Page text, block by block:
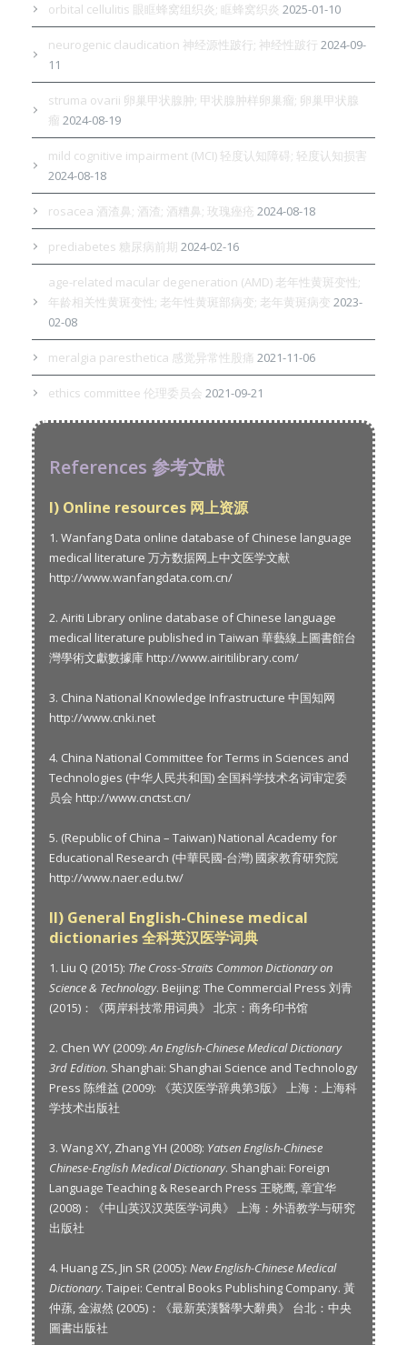
orbital cellulitis 眼眶蜂窝组织炎; 眶蜂窝织炎 2025-01-10
neurogenic claudication 神经源性跛行; 神经性跛行 2024-09-
11
struma ovarii 卵巢甲状腺肿; 甲状腺肿样卵巢瘤; 卵巢甲状腺
瘤 2024-08-19
mild cognitive impairment (MCI) 轻度认知障碍; 轻度认知损害
2024-08-18
rosacea 酒渣鼻; 酒渣; 酒糟鼻; 玫瑰痤疮 2024-08-18
prediabetes 糖尿病前期 2024-02-16
age-related macular degeneration (AMD) 老年性黄斑变性;
年龄相关性黄斑变性; 老年性黄斑部病变; 老年黄斑病变 2023-
02-08
meralgia paresthetica 感觉异常性股痛 2021-11-06
ethics committee 伦理委员会 2021-09-21
References 参考文献
I) Online resources 网上资源
1. Wanfang Data online database of Chinese language
medical literature 万方数据网上中文医学文献
http://www.wanfangdata.com.cn/
2. Airiti Library online database of Chinese language
medical literature published in Taiwan 華藝線上圖書館台
灣學術文獻數據庫 http://www.airitilibrary.com/
3. China National Knowledge Infrastructure 中国知网
http://www.cnki.net
4. China National Committee for Terms in Sciences and
Technologies (中华人民共和国) 全国科学技术名词审定委
员会 http://www.cnctst.cn/
5. (Republic of China – Taiwan) National Academy for
Educational Research (中華民國-台灣) 國家教育研究院
http://www.naer.edu.tw/
II) General English-Chinese medical
dictionaries 全科英汉医学词典
1. Liu Q (2015): The Cross-Straits Common Dictionary on
Science & Technology. Beijing: The Commercial Press 刘青
(2015)：《两岸科技常用词典》 北京：商务印书馆
2. Chen WY (2009):An English-Chinese Medical Dictionary
3rd Edition. Shanghai: Shanghai Science and Technology
Press 陈维益 (2009): 《英汉医学辞典第3版》 上海：上海科
学技术出版社
3. Wang XY, Zhang YH (2008): Yatsen English-Chinese
Chinese-English Medical Dictionary. Shanghai: Foreign
Language Teaching & Research Press 王晓鹰, 章宜华
(2008)：《中山英汉汉英医学词典》 上海：外语教学与研究
出版社
4. Huang ZS, Jin SR (2005): New English-Chinese Medical
Dictionary. Taipei: Central Books Publishing Company. 黃
仲蓀, 金淑然 (2005)：《最新英漢醫學大辭典》 台北：中央
圖書出版社